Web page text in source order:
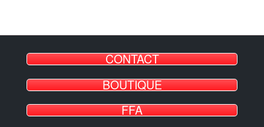
CONTACT
BOUTIQUE
FFA